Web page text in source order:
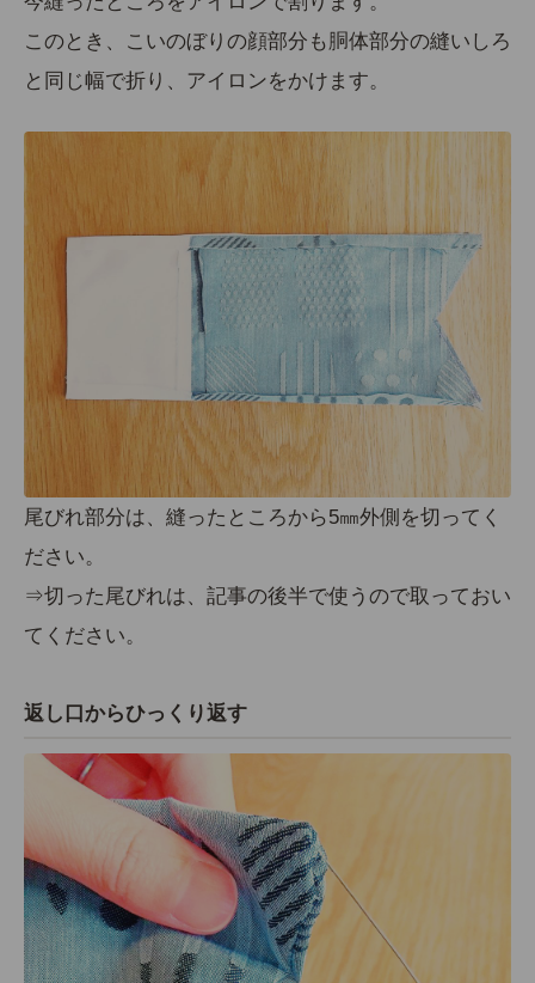
このとき、こいのぼりの顔部分も胴体部分の縫いしろ
と同じ幅で折り、アイロンをかけます。
尾びれ部分は、縫ったところから5㎜外側を切ってく
ださい。
⇒切った尾びれは、記事の後半で使うので取っておい
てください。
返し口からひっくり返す